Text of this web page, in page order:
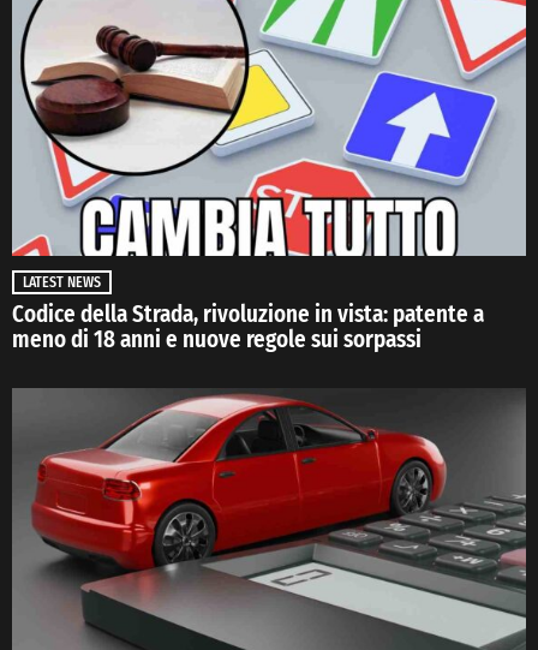
LATEST NEWS
Codice della Strada, rivoluzione in vista: patente a
meno di 18 anni e nuove regole sui sorpassi